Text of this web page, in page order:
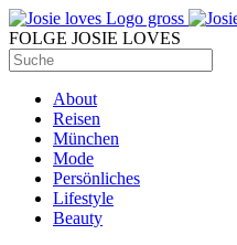
FOLGE JOSIE LOVES
About
Reisen
München
Mode
Persönliches
Lifestyle
Beauty